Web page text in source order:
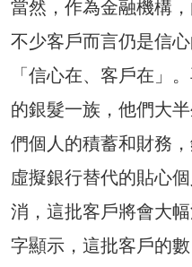
當然，作為金融機構
不少客戶而言仍是信
「信心在、客戶在」
的銀髮一族，他們大
們個人的積蓄和財務
虛擬銀行替代的貼心
消，這批客戶將會大
字顯示，這批客戶的